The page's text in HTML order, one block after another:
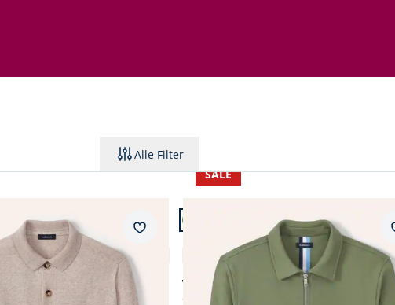
Alle Filter
5,0 (3)
Merkzettel
Artikel 3 von 24.
SALE
Polo Sweat
4,8 (4)
ab € 79,99
ab € 39,99